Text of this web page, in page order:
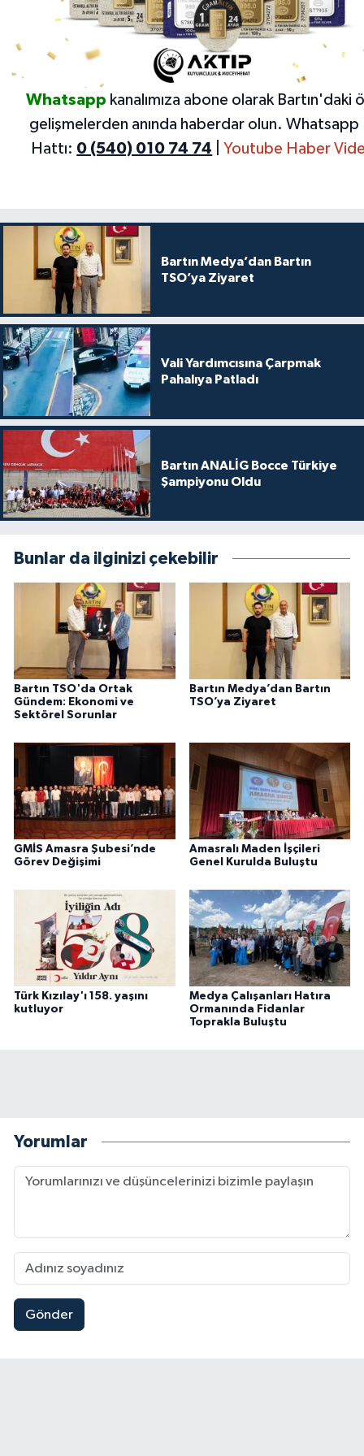
Whatsapp kanalımıza abone olarak Bartın'daki
gelişmelerden anında haberdar olun. Whatsapp
Hattı: 0 (540) 010 74 74 Youtube Haber
Bartın Medya’dan Bartın
TSO’ya Ziyaret
Vali Yardımcısına Çarpmak
Pahalıya Patladı
Bartın ANALİG Bocce Türkiye
Şampiyonu Oldu
Bunlar da ilginizi çekebilir
Bartın TSO'da Ortak
Gündem: Ekonomi ve
Sektörel Sorunlar
Bartın Medya’dan Bartın
TSO’ya Ziyaret
GMİS Amasra Şubesi’nde
Görev Değişimi
Amasralı Maden İşçileri
Genel Kurulda Buluştu
Türk Kızılay'ı 158. yaşını
kutluyor
Medya Çalışanları Hatıra
Ormanında Fidanlar
Toprakla Buluştu
Yorumlar
Gönder